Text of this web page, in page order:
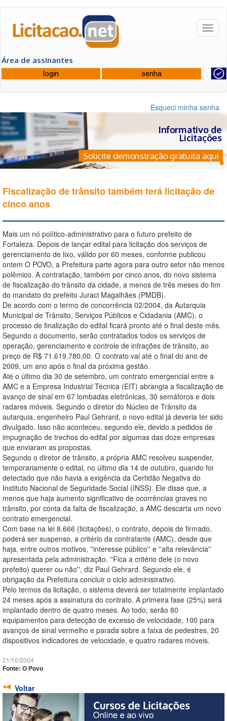
Área de assinantes
Esqueci minha senha
Informativo de
Licitações
Solicite demonstração gratuita aqui
Fiscalização de trânsito também terá licitação de
cinco anos
Mais um nó político-administrativo para o futuro prefeito de
Fortaleza. Depois de lançar edital para licitação dos serviços de
gerenciamento de lixo, válido por 60 meses, conforme publicou
ontem O POVO, a Prefeitura parte agora para outro setor não menos
polêmico. A contratação, também por cinco anos, do novo sistema
de fiscalização do trânsito da cidade, a menos de três meses do fim
do mandato do prefeito Juraci Magalhães (PMDB).
De acordo com o termo de concorrência 02/2004, da Autarquia
Municipal de Trânsito, Serviços Públicos e Cidadania (AMC), o
processo de finalização do edital ficará pronto até o final deste mês.
Segundo o documento, serão contratados todos os serviços de
operação, gerenciamento e controle de infrações de trânsito, ao
preço de R$ 71.619.780,00. O contrato vai até o final do ano de
2009, um ano após o final da próxima gestão.
Até o último dia 30 de setembro, um contrato emergencial entre a
AMC e a Empresa Industrial Técnica (EIT) abrangia a fiscalização de
avanço de sinal em 67 lombadas eletrônicas, 30 semáforos e dois
radares móveis. Segundo o diretor do Núcleo de Trânsito da
autarquia, engenheiro Paul Gehrard, o novo edital já deveria ter sido
divulgado. Isso não aconteceu, segundo ele, devido a pedidos de
impugnação de trechos do edital por algumas das doze empresas
que enviaram as propostas.
Segundo o diretor de trânsito, a própria AMC resolveu suspender,
temporariamente o edital, no último dia 14 de outubro, quando foi
detectado que não havia a exigência da Certidão Negativa do
Instituto Nacional de Seguridade Social (INSS). Ele disse que, a
menos que haja aumento significativo de ocorrências graves no
trânsito, por conta da falta de fiscalização, a AMC descarta um novo
contrato emergencial.
Com base na lei 8.666 (licitações), o contrato, depois de firmado,
poderá ser suspenso, a critério da contratante (AMC), desde que
haja, entre outros motivos, ''interesse público'' e ''alta relevância''
apresentada pela administração. ''Fica a critério dele (o novo
prefeito) querer ou não'', diz Paul Gehrard. Segundo ele, é
obrigação da Prefeitura concluir o ciclo administrativo.
Pelo termos da licitação, o sistema deverá ser totalmente implantado
24 meses após a assinatura do contrato. A primeira fase (25%) será
implantado dentro de quatro meses. Ao todo, serão 80
equipamentos para detecção de excesso de velocidade, 100 para
avanços de sinal vermelho e parada sobre a faixa de pedestres, 20
dispositivos indicadores de velocidade, e quatro radares móveis.
21/10/2004
Fonte: O Povo
Voltar